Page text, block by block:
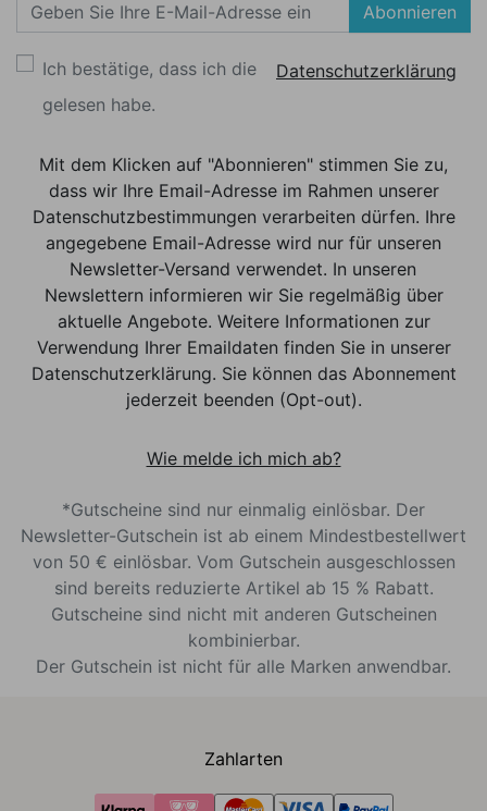
Abonnieren
Ich bestätige, dass ich die
Datenschutzerklärung
gelesen habe.
Mit dem Klicken auf "Abonnieren" stimmen Sie zu,
dass wir Ihre Email-Adresse im Rahmen unserer
Datenschutzbestimmungen verarbeiten dürfen. Ihre
angegebene Email-Adresse wird nur für unseren
Newsletter-Versand verwendet. In unseren
Newslettern informieren wir Sie regelmäßig über
aktuelle Angebote. Weitere Informationen zur
Verwendung Ihrer Emaildaten finden Sie in unserer
Datenschutzerklärung. Sie können das Abonnement
jederzeit beenden (Opt-out).
Wie melde ich mich ab?
*Gutscheine sind nur einmalig einlösbar. Der
Newsletter-Gutschein ist ab einem Mindestbestellwert
von 50 € einlösbar. Vom Gutschein ausgeschlossen
sind bereits reduzierte Artikel ab 15 % Rabatt.
Gutscheine sind nicht mit anderen Gutscheinen
kombinierbar.
Der Gutschein ist nicht für alle Marken anwendbar.
Zahlarten